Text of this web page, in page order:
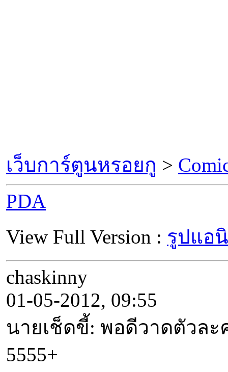
เว็บการ์ตูนหรอยกู >
PDA
View Full Version : รูปแอ
chaskinny
01-05-2012, 09:55
นายเช็ดขี้: พอดีวาดตัวละ
5555+